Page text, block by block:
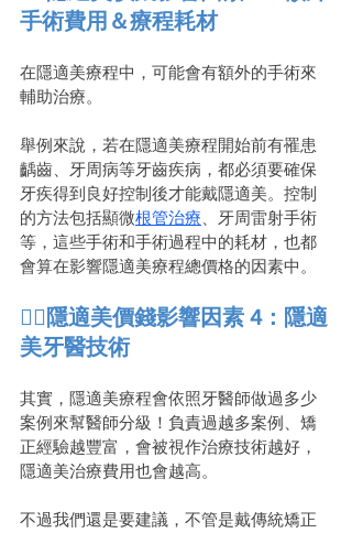
手術費用＆療程耗材
在隱適美療程中，可能會有額外的手術來
輔助治療。
舉例來說，若在隱適美療程開始前有罹患
齲齒、牙周病等牙齒疾病，都必須要確保
牙疾得到良好控制後才能戴隱適美。控制
的方法包括顯微根管治療、牙周雷射手術
等，這些手術和手術過程中的耗材，也都
會算在影響隱適美療程總價格的因素中。
👩‍⚕️隱適美價錢影響因素 4：隱適
美牙醫技術
其實，隱適美療程會依照牙醫師做過多少
案例來幫醫師分級！負責過越多案例、矯
正經驗越豐富，會被視作治療技術越好，
隱適美治療費用也會越高。
不過我們還是要建議，不管是戴傳統矯正